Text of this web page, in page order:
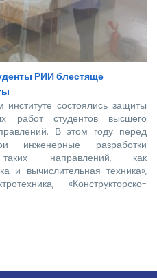
РИИ блестяще
состоялись защиты
работ студентов высшего
В этом году перед
инженерные разработки
направлений, как
и вычислительная техника»,
«Конструкторско-
машиностроительных